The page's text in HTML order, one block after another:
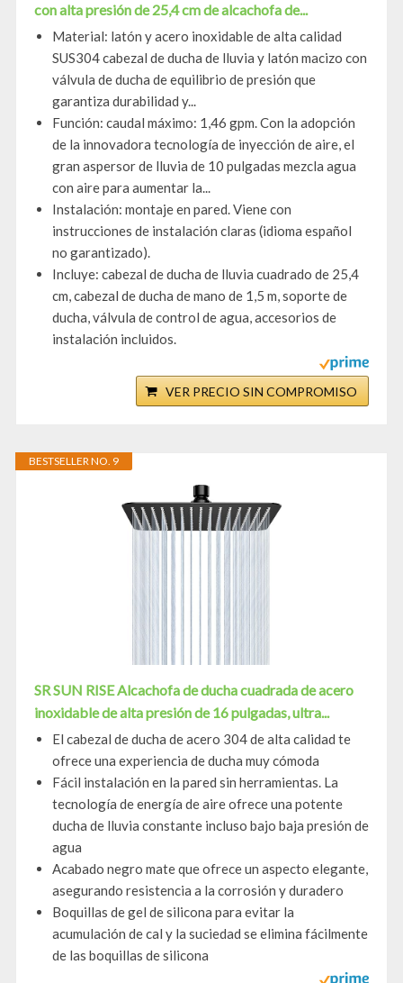
con alta presión de 25,4 cm de alcachofa de...
Material: latón y acero inoxidable de alta calidad
SUS304 cabezal de ducha de lluvia y latón macizo con
válvula de ducha de equilibrio de presión que
garantiza durabilidad y...
Función: caudal máximo: 1,46 gpm. Con la adopción
de la innovadora tecnología de inyección de aire, el
gran aspersor de lluvia de 10 pulgadas mezcla agua
con aire para aumentar la...
Instalación: montaje en pared. Viene con
instrucciones de instalación claras (idioma español
no garantizado).
Incluye: cabezal de ducha de lluvia cuadrado de 25,4
cm, cabezal de ducha de mano de 1,5 m, soporte de
ducha, válvula de control de agua, accesorios de
instalación incluidos.
VER PRECIO SIN COMPROMISO
BESTSELLER NO. 9
SR SUN RISE Alcachofa de ducha cuadrada de acero
inoxidable de alta presión de 16 pulgadas, ultra...
El cabezal de ducha de acero 304 de alta calidad te
ofrece una experiencia de ducha muy cómoda
Fácil instalación en la pared sin herramientas. La
tecnología de energía de aire ofrece una potente
ducha de lluvia constante incluso bajo baja presión de
agua
Acabado negro mate que ofrece un aspecto elegante,
asegurando resistencia a la corrosión y duradero
Boquillas de gel de silicona para evitar la
acumulación de cal y la suciedad se elimina fácilmente
de las boquillas de silicona